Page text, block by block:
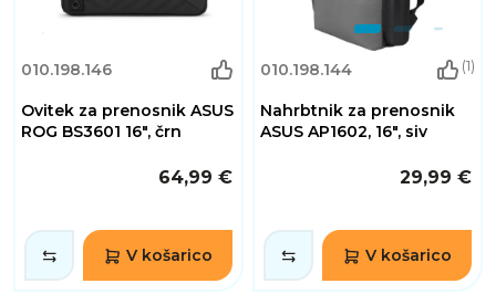
010.198.146
Ovitek za prenosnik ASUS
ROG BS3601 16", črn
64,99 €
V košarico
010.198.144 (1)
Nahrbtnik za prenosnik
ASUS AP1602, 16", siv
29,99 €
V košarico